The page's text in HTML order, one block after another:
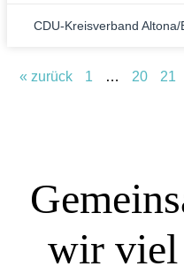
CDU-Kreisverband
« zurück 1 … 20 21
wir viel